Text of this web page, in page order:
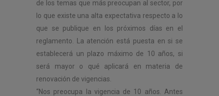
de los temas que más preocupan al sector, por
lo que existe una alta expectativa respecto a lo
que se publique en los próximos días en el
reglamento. La atención está puesta en si se
establecerá un plazo máximo de 10 años, si
será mayor o qué aplicará en materia de
renovación de vigencias.
“Nos preocupa la vigencia de 10 años. Antes